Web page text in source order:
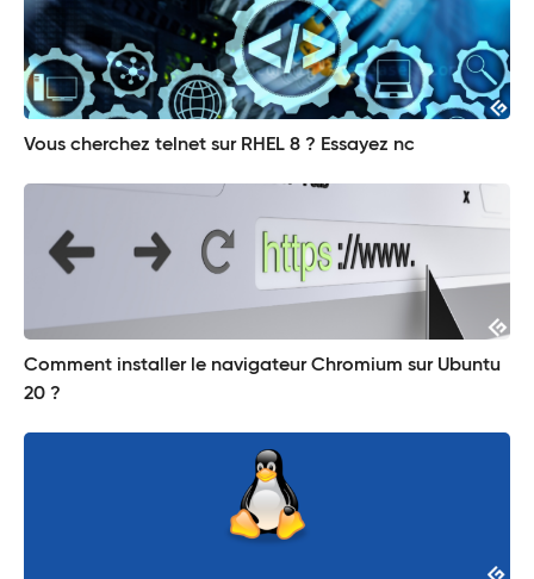
Vous cherchez telnet sur RHEL 8 ? Essayez nc
Comment installer le navigateur Chromium sur Ubuntu
20 ?